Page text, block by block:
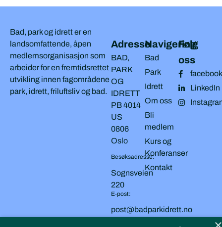
Bad, park og idrett er en
landsomfattende, åpen
medlemsorganisasjon som
arbeider for en fremtidsrettet
utvikling innen fagområdene
park, idrett, friluftsliv og bad.
Adresse
BAD,
PARK
OG
IDRETT
PB 4014
US
0806
Oslo
Besøksadresse:
Sognsveien
220
E-post:
post@badparkidrett.no
Navigering
Bad
Park
Idrett
Om oss
Bli
medlem
Kurs og
Konferanser
Kontakt
Følg
oss
facebook
LinkedIn